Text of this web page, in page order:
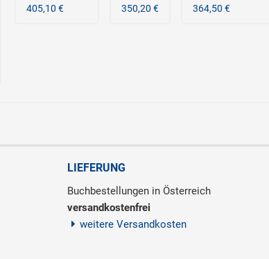
405,10 €
350,20 €
364,50 €
LIEFERUNG
Buchbestellungen in Österreich
versandkostenfrei
weitere Versandkosten